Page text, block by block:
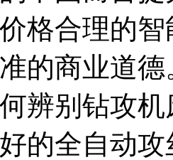
格合理的
的商业道
辨别钻攻
的全自动